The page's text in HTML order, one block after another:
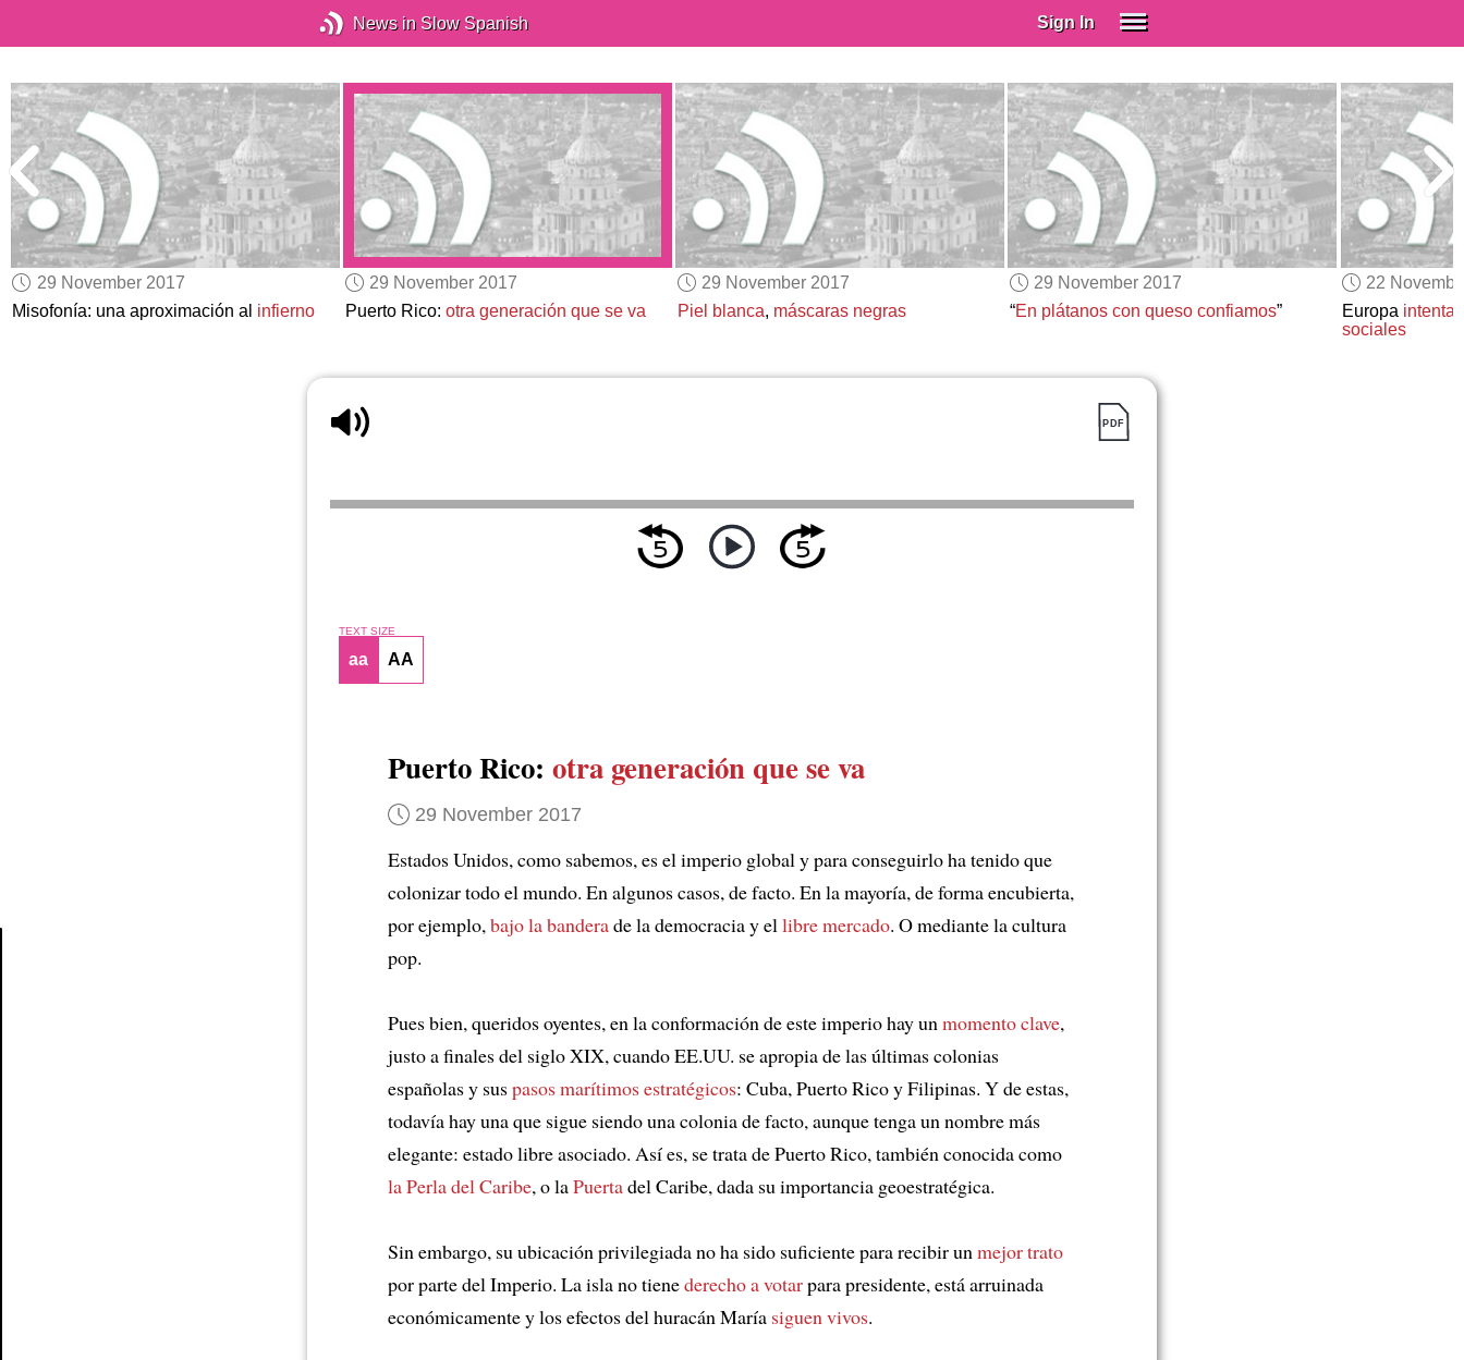
News in Slow Spanish Sign In
Spanish (Spain)
Spanish (Latino)
SUBSCRIBE
EDUCATIONAL LICENSES
GIFT CARDS
OTHER LANGUAGES
29 November 2017
Misofonía: una aproximación al infierno
29 November 2017
Puerto Rico: otra generación que se va
29 November 2017
Piel blanca, máscaras negras
29 November 2017
“En plátanos con queso confiamos”
22
Europa intenta
sociales
TEXT SIZE
aa AA
Puerto Rico: otra generación que se va
29 November 2017
Estados Unidos, como sabemos, es el imperio global y para conseguirlo ha tenido que
colonizar todo el mundo. En algunos casos, de facto. En la mayoría, de forma encubierta,
por ejemplo, bajo la banderade la democracia y el libre mercado. O mediante la cultura
pop.
Pues bien, queridos oyentes, en la conformación de este imperio hay un momento clave,
justo a finales del siglo XIX, cuando EE.UU. se apropia de las últimas colonias
españolas y suspasos marítimos estratégicos: Cuba, Puerto Rico y Filipinas. Y de estas,
todavía hay una que sigue siendo una colonia de facto, aunque tenga un nombre más
elegante: estado libre asociado. Así es, se trata de Puerto Rico, también conocida como
la Perla del Caribe, o laPuertadel Caribe, dada su importancia geoestratégica.
Sin embargo, su ubicación privilegiada no ha sido suficiente para recibir un mejor trato
por parte del Imperio. La isla no tienederecho a votarpara presidente, está arruinada
económicamente y los efectos del huracán María siguen vivos.